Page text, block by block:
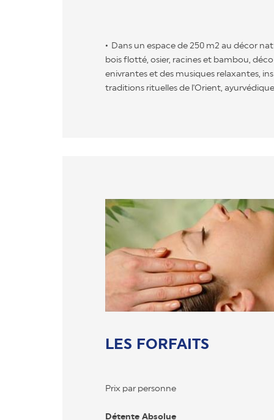
Dans un espace de 250 m2 au décor
bois flotté, osier, racines et bambou,
enivrantes et des musiques relaxantes,
traditions rituelles de l'Orient,
LES FORFAITS
Prix par personne
Détente Absolue